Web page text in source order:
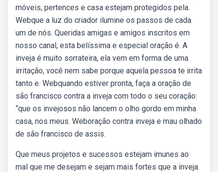
móveis, pertences e casa estejam protegidos pela.
Webque a luz do criador ilumine os passos de cada
um de nós. Queridas amigas e amigos inscritos em
nosso canal, esta belíssima e especial oração é. A
inveja é muito sorrateira, ela vem em forma de uma
irritação, você nem sabe porque aquela pessoa te irrita
tanto e. Webquando estiver pronta, faça a oração de
são francisco contra a inveja com todo o seu coração:
“que os invejosos não lancem o olho gordo em minha
casa, nos meus. Weboração contra inveja e mau olhado
de são francisco de assis.
Que meus projetos e sucessos estejam imunes ao
mal que me desejam e sejam mais fortes que a inveja.